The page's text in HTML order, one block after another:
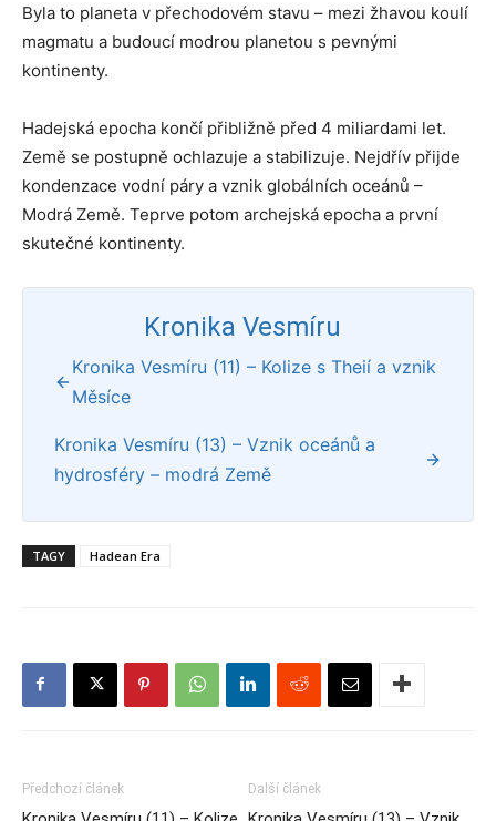
Byla to planeta v přechodovém stavu – mezi žhavou koulí
magmatu a budoucí modrou planetou s pevnými
kontinenty.
Hadejská epocha končí přibližně před 4 miliardami let.
Země se postupně ochlazuje a stabilizuje. Nejdřív přijde
kondenzace vodní páry a vznik globálních oceánů –
Modrá Země. Teprve potom archejská epocha a první
skutečné kontinenty.
Kronika Vesmíru
Kronika Vesmíru (11) – Kolize s Theií a vznik
Měsíce
Kronika Vesmíru (13) – Vznik oceánů a
hydrosféry – modrá Země
TAGY Hadean Era
Předchozí článek Další článek